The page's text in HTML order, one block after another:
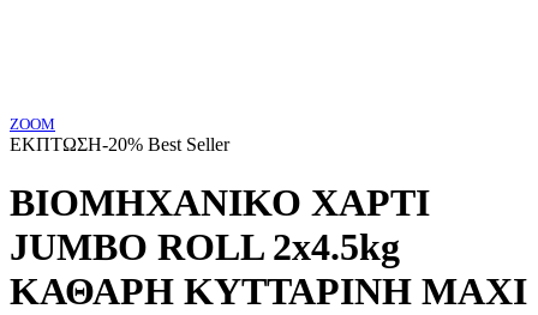
ZOOM
ΕΚΠΤΩΣΗ-20% Best Seller
ΒΙΟΜΗΧΑΝΙΚΟ ΧΑΡΤΙ
JUMBO ROLL 2x4.5kg
ΚΑΘΑΡΗ ΚΥΤΤΑΡΙΝΗ MAXI